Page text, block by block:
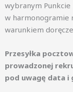
wybranym
w harmonogramie
warunkiem
Przesyłka
prowadzonej
pod uwagę data i